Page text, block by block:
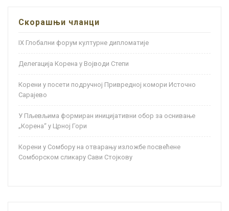
Скорашњи чланци
IX Глобални форум културне дипломатије
Делегација Корена у Војводи Степи
Корени у посети подручној Привредној комори Источно
Сарајево
У Пљевљима формиран иницијативни обор за оснивање
„Корена“ у Црној Гори
Корени у Сомбору на отварању изложбе посвећене
Сомборском сликару Сави Стојкову